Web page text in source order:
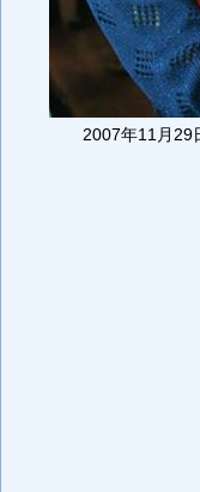
2007年11月29日